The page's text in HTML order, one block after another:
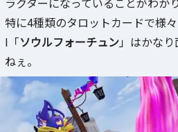
特に4種類のタロットカードで様
I「ソウルフォーチュン」はかな
ねぇ。